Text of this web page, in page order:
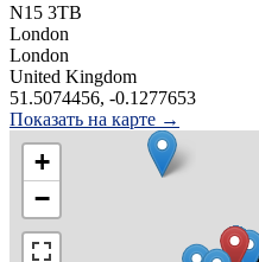
N15 3TB
London
London
United Kingdom
51.5074456, -0.1277653
Показать на карте →
+
−